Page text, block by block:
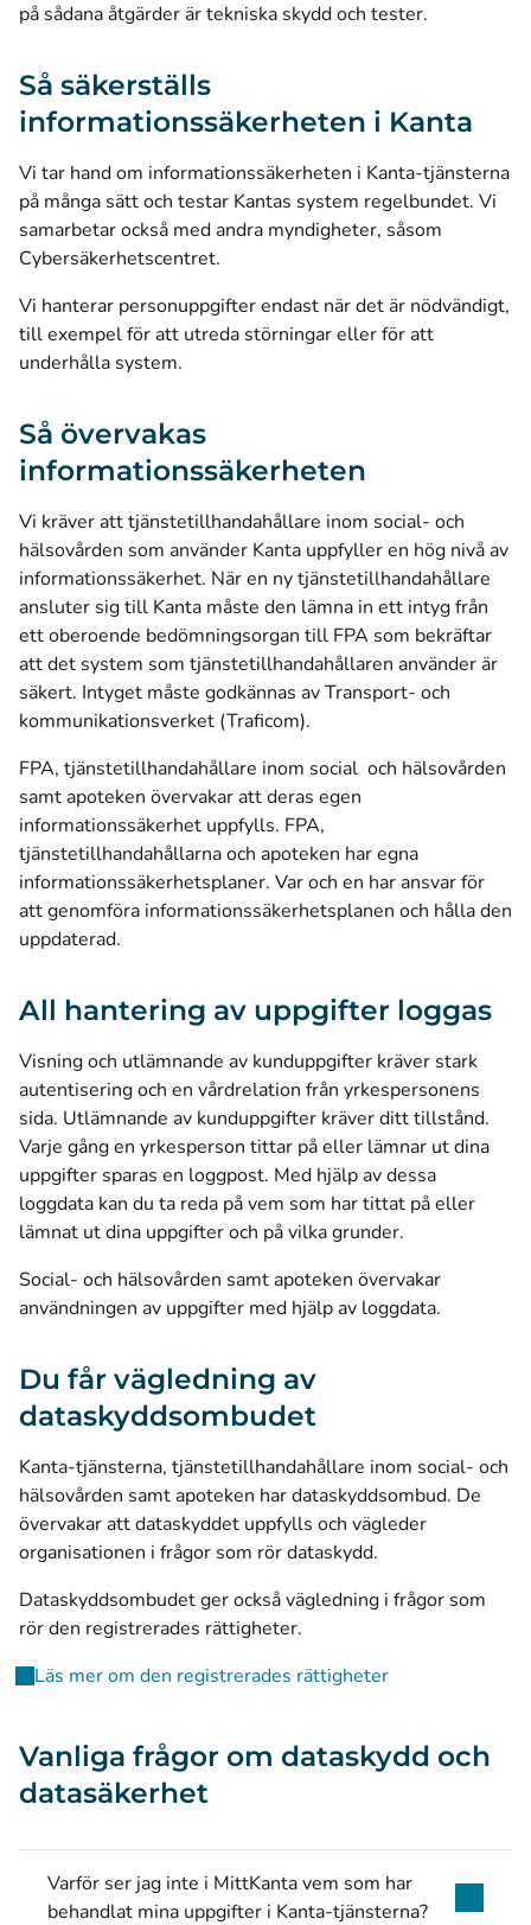
på sådana åtgärder är tekniska skydd och tester.
Så säkerställs
informationssäkerheten i Kanta
Vi tar hand om informationssäkerheten i Kanta-tjänsterna
på många sätt och testar Kantas system regelbundet. Vi
samarbetar också med andra myndigheter, såsom
Cybersäkerhetscentret.
Vi hanterar personuppgifter endast när det är nödvändigt,
till exempel för att utreda störningar eller för att
underhålla system.
Så övervakas
informationssäkerheten
Vi kräver att tjänstetillhandahållare inom social- och
hälsovården som använder Kanta uppfyller en hög nivå av
informationssäkerhet. När en ny tjänstetillhandahållare
ansluter sig till Kanta måste den lämna in ett intyg från
ett oberoende bedömningsorgan till FPA som bekräftar
att det system som tjänstetillhandahållaren använder är
säkert. Intyget måste godkännas av Transport- och
kommunikationsverket (Traficom).
FPA, tjänstetillhandahållare inom social och hälsovården
samt apoteken övervakar att deras egen
informationssäkerhet uppfylls. FPA,
tjänstetillhandahållarna och apoteken har egna
informationssäkerhetsplaner. Var och en har ansvar för
att genomföra informationssäkerhetsplanen och hålla den
uppdaterad.
All hantering av uppgifter loggas
Visning och utlämnande av kunduppgifter kräver stark
autentisering och en vårdrelation från yrkespersonens
sida. Utlämnande av kunduppgifter kräver ditt tillstånd.
Varje gång en yrkesperson tittar på eller lämnar ut dina
uppgifter sparas en loggpost. Med hjälp av dessa
loggdata kan du ta reda på vem som har tittat på eller
lämnat ut dina uppgifter och på vilka grunder.
Social- och hälsovården samt apoteken övervakar
användningen av uppgifter med hjälp av loggdata.
Du får vägledning av
dataskyddsombudet
Kanta-tjänsterna, tjänstetillhandahållare inom social- och
hälsovården samt apoteken har dataskyddsombud. De
övervakar att dataskyddet uppfylls och vägleder
organisationen i frågor som rör dataskydd.
Dataskyddsombudet ger också vägledning i frågor som
rör den registrerades rättigheter.
Läs mer om den registrerades rättigheter
Vanliga frågor om dataskydd och
datasäkerhet
Varför ser jag inte i MittKanta vem som har
behandlat mina uppgifter i Kanta-tjänsterna?